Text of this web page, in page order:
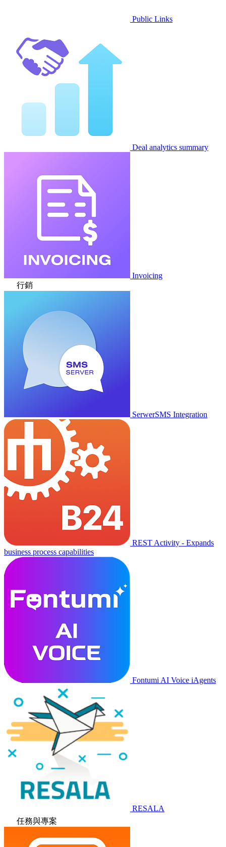
Public Links
Deal analytics summary
Invoicing
行銷
SerwerSMS Integration
REST Activity - Expands
business process capabilities
Fontumi AI Voice iAgents
RESALA
任務與專案